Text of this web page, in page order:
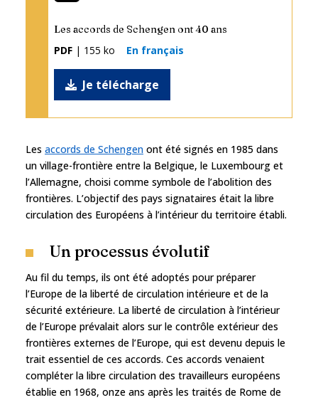
Les accords de Schengen ont 40 ans
PDF | 155 ko En français
Je télécharge
Les accords de Schengen ont été signés en 1985 dans
un village-frontière entre la Belgique, le Luxembourg et
l’Allemagne, choisi comme symbole de l’abolition des
frontières. L’objectif des pays signataires était la libre
circulation des Européens à l’intérieur du territoire établi.
Un processus évolutif
Au fil du temps, ils ont été adoptés pour préparer
l’Europe de la liberté de circulation intérieure et de la
sécurité extérieure. La liberté de circulation à l’intérieur
de l’Europe prévalait alors sur le contrôle extérieur des
frontières externes de l’Europe, qui est devenu depuis le
trait essentiel de ces accords. Ces accords venaient
compléter la libre circulation des travailleurs européens
établie en 1968, onze ans après les traités de Rome de